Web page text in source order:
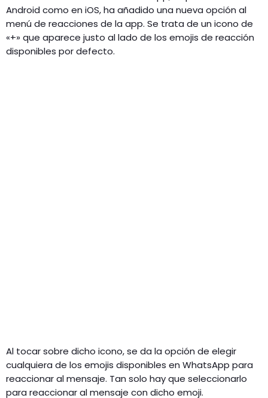
Android como en iOS, ha añadido una nueva opción al
menú de reacciones de la app. Se trata de un icono de
«+» que aparece justo al lado de los emojis de reacción
disponibles por defecto.
Al tocar sobre dicho icono, se da la opción de elegir
cualquiera de los emojis disponibles en WhatsApp para
reaccionar al mensaje. Tan solo hay que seleccionarlo
para reaccionar al mensaje con dicho emoji.